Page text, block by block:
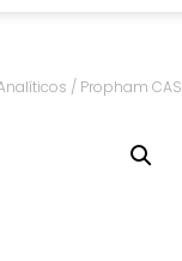
/ Propham